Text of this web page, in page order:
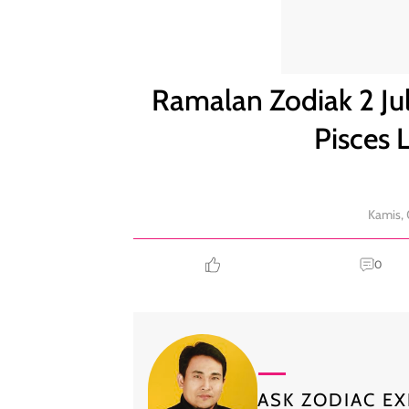
Ramalan Zodiak 2
Pisces
0
ASK ZODIAC